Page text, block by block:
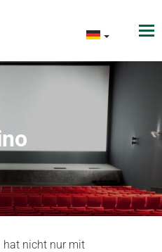
hat nicht nur mit